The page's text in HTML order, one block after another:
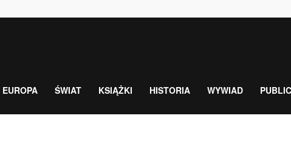
EUROPA ŚWIAT KSIĄŻKI HISTORIA WYWIAD